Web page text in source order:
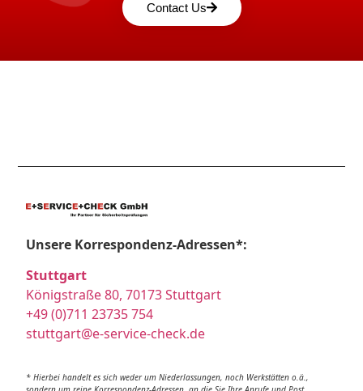
Contact Us
Unsere Korrespondenz-Adressen*:
Stuttgart
Königstraße 80, 70173 Stuttgart
+49 (0)711 23735 754
stuttgart@e-service-check.de
* Hierbei handelt es sich weder um Niederlassungen, noch Werkstätten o.ä.,